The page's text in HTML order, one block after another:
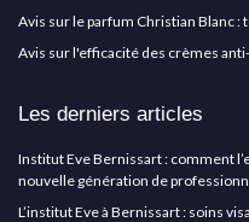
Avis sur le parfum Christian Blanc :
Avis sur l'efficacité des crèmes
Les derniers articles
Institut Eve Bernissart : comment
nouvelle génération de
L’institut Eve à Bernissart : soins